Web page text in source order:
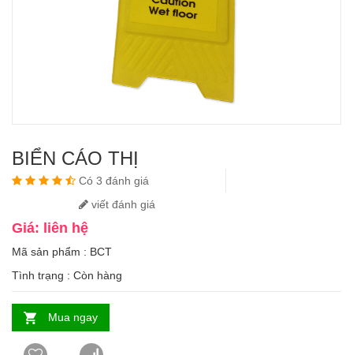
BIỂN CÁO THỊ
Có 3 đánh giá
viết đánh giá
Giá: liên hệ
Mã sản phẩm : BCT
Tình trạng : Còn hàng
Mua ngay